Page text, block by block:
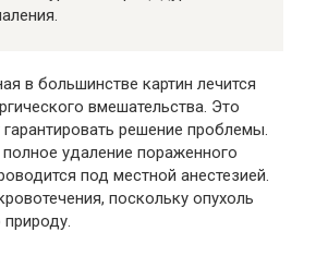
в большинстве картин лечится
вмешательства. Это
решение проблемы.
удаление пораженного
под местной анестезией.
поскольку опухоль